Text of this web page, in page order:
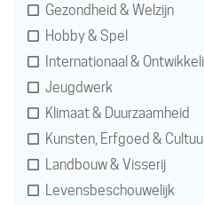
Gezondheid & Welzijn
Hobby & Spel
Internationaal &
Jeugdwerk
Klimaat & Duurzaamheid
Kunsten, Erfgoed &
Landbouw & Visserij
Levensbeschouwelijk